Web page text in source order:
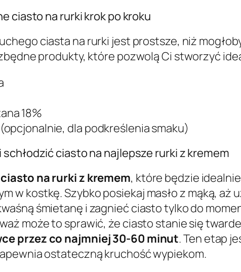
ciasto na rurki krok po kroku
ciasta na rurki jest prostsze, niż
produkty, które pozwolą Ci stworzyć
18%
dla podkreślenia smaku)
ciasto na najlepsze rurki z kremem
ciasto na rurki z kremem, które będzie
w kostkę. Szybko posiekaj masło z mąką,
śmietanę i zagnieć ciasto tylko do
może to sprawić, że ciasto stanie się
przez co najmniej 30-60 minut. Ten etap
ostateczną kruchość wypiekom.